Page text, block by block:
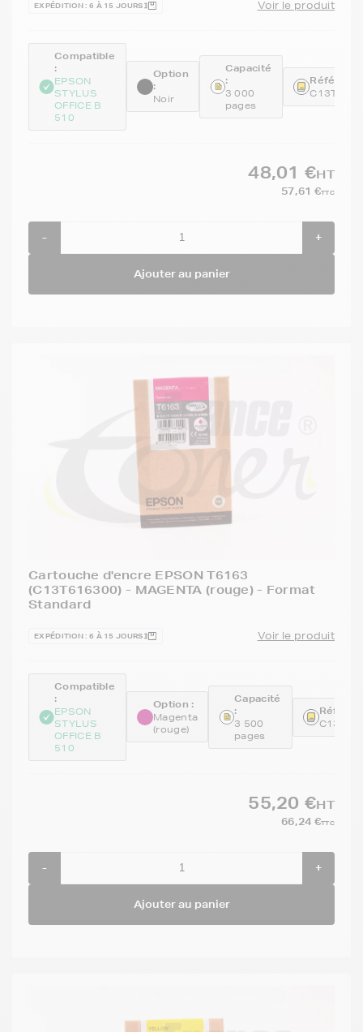
EXPÉDITION : 6 À 15 JOURS Voir le produit
Compatible
:
EPSON
STYLUS
OFFICE B
510
Option
:
Noir
Capacité
:
3 000
pages
48,01 €HT
57,61 €TTC
- +
Ajouter au panier
Cartouche d'encre EPSON T6163
(C13T616300) - MAGENTA (rouge) - Format
Standard
EXPÉDITION : 6 À 15 JOURS Voir le produit
Compatible
:
EPSON
STYLUS
OFFICE B
510
Option :
Magenta
(rouge)
Capacité
:
3 500
pages
55,20 €HT
66,24 €TTC
- +
Ajouter au panier